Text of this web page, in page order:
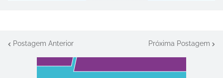
Postagem Anterior Próxima Postagem